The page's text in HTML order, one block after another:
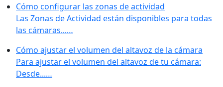
Cómo configurar las zonas de actividad
Las Zonas de Actividad están disponibles para todas
las cámaras...…
Cómo ajustar el volumen del altavoz de la cámara
Para ajustar el volumen del altavoz de tu cámara:
Desde...…